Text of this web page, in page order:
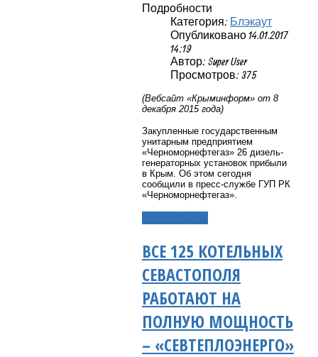
Подробности
Категория: Блэкаут
Опубликовано 14.01.2017
14:19
Автор: Super User
Просмотров: 375
(Вебсайт «Крыминформ» от 8
декабря 2015 года)
Закупленные государственным
унитарным предприятием
«Черноморнефтегаз» 26 дизель-
генераторных установок прибыли
в Крым. Об этом сегодня
сообщили в пресс-службе ГУП РК
«Черноморнефтегаз».
ВСЕ 125 КОТЕЛЬНЫХ
СЕВАСТОПОЛЯ
РАБОТАЮТ НА
ПОЛНУЮ МОЩНОСТЬ
– «СЕВТЕПЛОЭНЕРГО»